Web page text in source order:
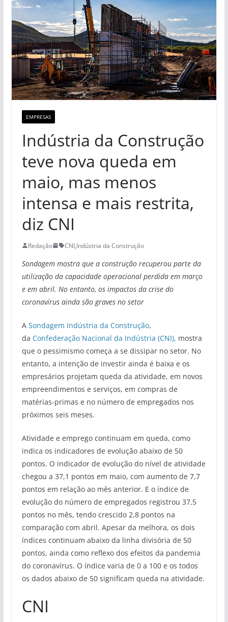
EMPRESAS
Indústria da Construção
teve nova queda em
maio, mas menos
intensa e mais restrita,
diz CNI
Redação CNI,Indústria da Construção
Sondagem mostra que a construção recuperou parte da
utilização da capacidade operacional perdida em março
e em abril. No entanto, os impactos da crise do
coronavírus ainda são graves no setor
A Sondagem Indústria da Construção,
da Confederação Nacional da Indústria (CNI), mostra
que o pessimismo começa a se dissipar no setor. No
entanto, a intenção de investir ainda é baixa e os
empresários projetam queda da atividade, em novos
empreendimentos e serviços, em compras de
matérias-primas e no número de empregados nos
próximos seis meses.
Atividade e emprego continuam em queda, como
indica os indicadores de evolução abaixo de 50
pontos. O indicador de evolução do nível de atividade
chegou a 37,1 pontos em maio, com aumento de 7,7
pontos em relação ao mês anterior. E o índice de
evolução do número de empregados registrou 37,5
pontos no mês, tendo crescido 2,8 pontos na
comparação com abril. Apesar da melhora, os dois
índices continuam abaixo da linha divisória de 50
pontos, ainda como reflexo dos efeitos da pandemia
do coronavírus. O índice varia de 0 a 100 e os todos
os dados abaixo de 50 significam queda na atividade.
CNI